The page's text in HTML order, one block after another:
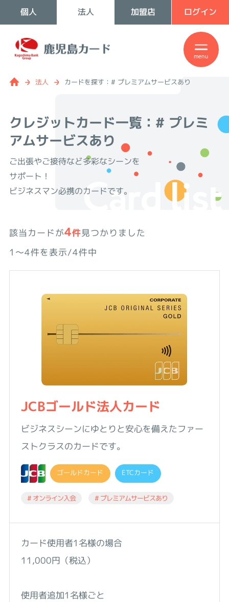
個人 法人 加盟店 ログイン
menu
法人 カードを探す：# プレミアムサービスあり
Card list
クレジットカード一覧：# プレミ
アムサービスあり
ご出張やご接待など多彩なシーンを
サポート！
ビジネスマン必携のカードです。
該当カードが4件見つかりました
1〜4件を表示/4件中
JCBゴールド法人カード
ビジネスシーンにゆとりと安心を備えたファー
ストクラスのカードです。
ゴールドカード ETCカード
# オンライン入会 # プレミアムサービスあり
カード使用者1名様の場合
11,000円（税込）
使用者追加1名様ごと